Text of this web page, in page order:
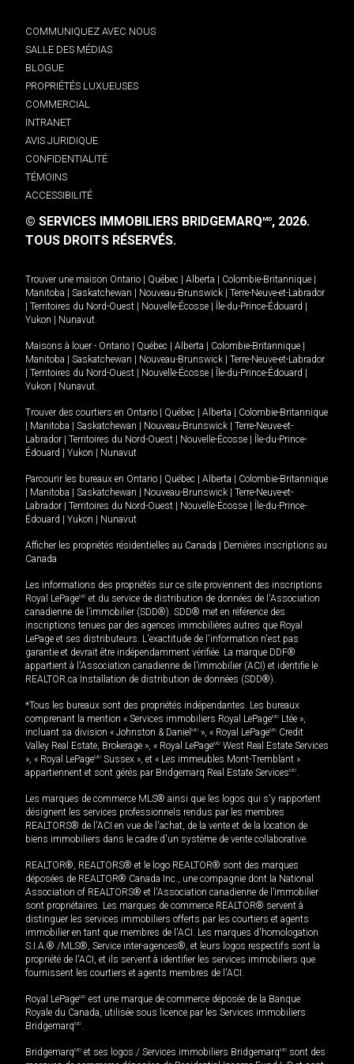
COMMUNIQUEZ AVEC NOUS
SALLE DES MÉDIAS
BLOGUE
PROPRIÉTÉS LUXUEUSES
COMMERCIAL
INTRANET
AVIS JURIDIQUE
CONFIDENTIALITÉ
TÉMOINS
ACCESSIBILITÉ
© SERVICES IMMOBILIERS BRIDGEMARQMD, 2026.
TOUS DROITS RÉSERVÉS.
Trouver une maison Ontario Québec Alberta Colombie-Britannique
Manitoba
Saskatchewan Nouveau-Brunswick
Terre-Neuve-et-Labrador
Territoires du Nord-Ouest Nouvelle-Écosse Île-du-Prince-Édouard
Yukon
Nunavut.
Maisons à louer - Ontario Québec Alberta Colombie-Britannique
Manitoba
Saskatchewan Nouveau-Brunswick
Terre-Neuve-et-Labrador
Territoires du Nord-Ouest Nouvelle-Écosse Île-du-Prince-Édouard
Yukon
Nunavut.
Trouver des courtiers en Ontario Québec Alberta
Colombie-Britannique
Manitoba Saskatchewan Nouveau-Brunswick
Terre-Neuve-et-
Labrador
Territoires du Nord-Ouest Nouvelle-Écosse
Île-du-Prince-
Édouard
Yukon Nunavut
Parcourir les bureaux en Ontario Québec Alberta
Colombie-Britannique
Manitoba Saskatchewan Nouveau-Brunswick
Terre-Neuve-et-
Labrador
Territoires du Nord-Ouest Nouvelle-Écosse
Île-du-Prince-
Édouard
Yukon Nunavut
Afficher les propriétés résidentielles au Canada
Dernières inscriptions au
Canada
Les informations des propriétés sur ce site proviennent des inscriptions
Royal LePageMD et du service de distribution de données de l'Association
canadienne de l’immobilier (SDD®). SDD® met en référence des
inscriptions tenues par des agences immobilières autres que Royal
LePage et ses distributeurs. L'exactitude de l'information n'est pas
garantie et devrait être indépendamment vérifiée. La marque DDF®
appartient à l'Association canadienne de l’immobilier (ACI) et identifie le
REALTOR.ca Installation de distribution de données (SDD®).
*Tous les bureaux sont des propriétés indépendantes. Les bureaux
comprenant la mention « Services immobiliers Royal LePageMD Ltée »,
incluant sa division « Johnston & Daniel MD », « Royal LePageMD Credit
Valley Real Estate, Brokerage », « Royal LePageMD West Real Estate Services
», « Royal LePageMD Sussex », et « Les immeubles Mont-Tremblant »
appartiennent et sont gérés par Bridgemarq Real Estate ServicesMD.
Les marques de commerce MLS® ainsi que les logos qui s'y rapportent
désignent les services professionnels rendus par les membres
REALTORS® de l'ACI en vue de l'achat, de la vente et de la location de
biens immobiliers dans le cadre d'un système de vente collaborative.
REALTOR®, REALTORS® et le logo REALTOR® sont des marques
déposées de REALTOR® Canada Inc., une compagnie dont la National
Association of REALTORS® et l'Association canadienne de l’immobilier
sont propriétaires. Les marques de commerce REALTOR® servent à
distinguer les services immobiliers offerts par les courtiers et agents
immobilier en tant que membres de l'ACI. Les marques d'homologation
S.I.A.® /MLS®, Service inter-agences®, et leurs logos respectifs sont la
propriété de l'ACI, et ils servent à identifier les services immobiliers que
fournissent les courtiers et agents membres de l'ACI.
Royal LePageMD est une marque de commerce déposée de la Banque
Royale du Canada, utilisée sous licence par les Services immobiliers
BridgemarqMD.
BridgemarqMD et ses logos / Services immobiliers BridgemarqMD sont des